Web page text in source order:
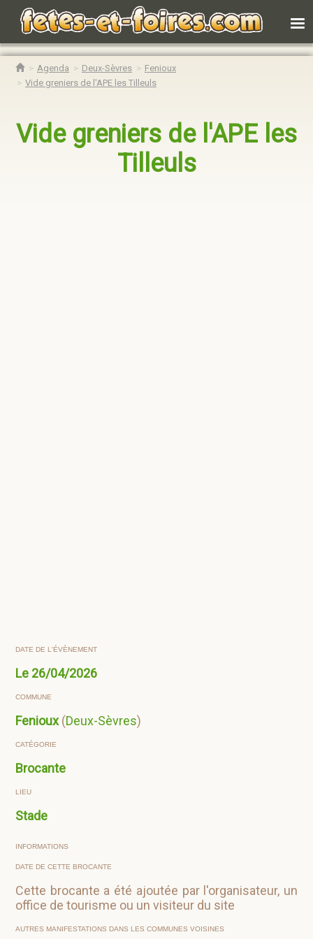
Agenda Deux-Sèvres
Fenioux
Vide greniers de l'APE les Tilleuls
Vide greniers de l'APE les
Tilleuls
DATE DE L'ÉVÈNEMENT
Le 26/04/2026
COMMUNE
Fenioux(Deux-Sèvres)
CATÉGORIE
Brocante
LIEU
Stade
INFORMATIONS
DATE DE CETTE BROCANTE
Cette brocante a été ajoutée par l'organisateur, un
office de tourisme ou un visiteur du site
AUTRES MANIFESTATIONS DANS LES COMMUNES VOISINES